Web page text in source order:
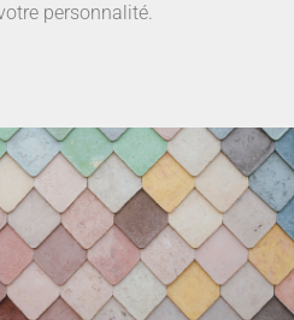
personnalité.